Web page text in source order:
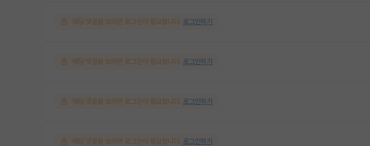
해당 댓글을 보려면 로그인이 필요합니다. 로그인하기
해당 댓글을 보려면 로그인이 필요합니다. 로그인하기
해당 댓글을 보려면 로그인이 필요합니다. 로그인하기
해당 댓글을 보려면 로그인이 필요합니다. 로그인하기